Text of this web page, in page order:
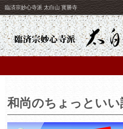
臨済宗妙心寺派 太白山 寳勝寺
和尚のちょっといい